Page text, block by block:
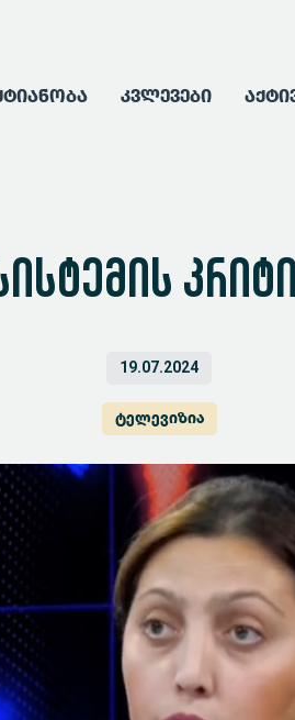
კვლევები
19.07.2024
ტელევიზია